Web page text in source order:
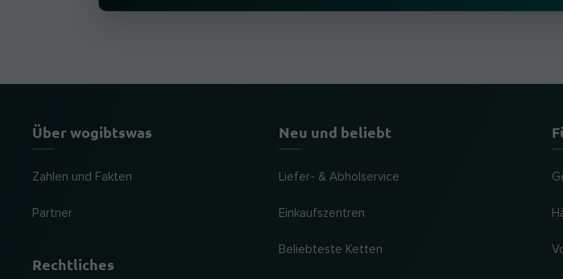
Über wogibtswas
Zahlen und Fakten
Partner
Rechtliches
Neu und beliebt
Liefer- & Abholservice
Einkaufszentren
Beliebteste Ketten